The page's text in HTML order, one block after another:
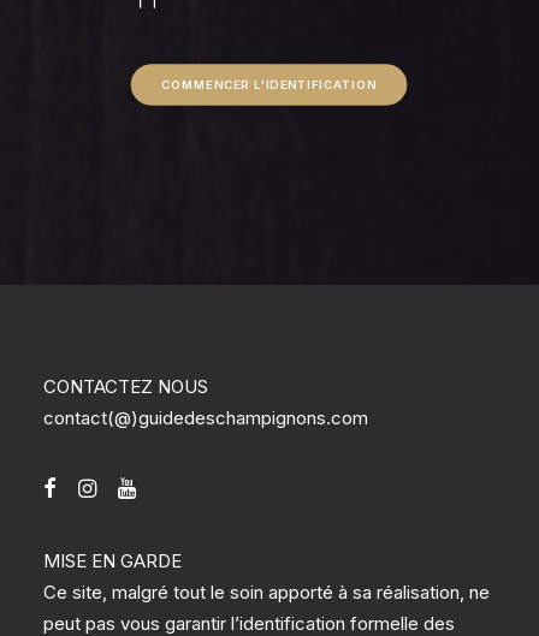
COMMENCER L'IDENTIFICATION
CONTACTEZ NOUS
contact(@)guidedeschampignons.com
MISE EN GARDE
Ce site, malgré tout le soin apporté à sa réalisation, ne
peut pas vous garantir l’identification formelle des